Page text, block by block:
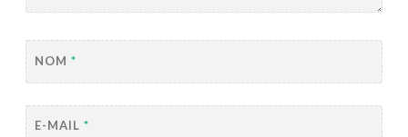
NOM *
E-MAIL *